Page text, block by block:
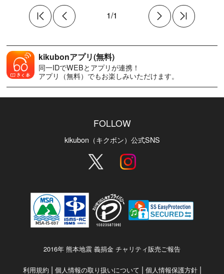
1/1
kikubonアプリ(無料)
同一IDでWEBとアプリが連携！
アプリ（無料）でもお楽しみいただけます。
FOLLOW
kikubon（キクボン）公式SNS
2016年 熊本地震 義捐金 チャリティ販売ご報告
利用規約 | 個人情報の取り扱いについて | 個人情報保護方針|